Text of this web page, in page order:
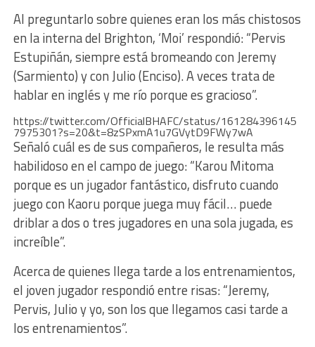
Al preguntarlo sobre quienes eran los más chistosos
en la interna del Brighton, ‘Moi’ respondió: “Pervis
Estupiñán, siempre está bromeando con Jeremy
(Sarmiento) y con Julio (Enciso). A veces trata de
hablar en inglés y me río porque es gracioso”.
https://twitter.com/OfficialBHAFC/status/161284396145
7975301?s=20&t=8zSPxmA1u7GVytD9FWy7wA
Señaló cuál es de sus compañeros, le resulta más
habilidoso en el campo de juego: “Karou Mitoma
porque es un jugador fantástico, disfruto cuando
juego con Kaoru porque juega muy fácil… puede
driblar a dos o tres jugadores en una sola jugada, es
increíble”.
Acerca de quienes llega tarde a los entrenamientos,
el joven jugador respondió entre risas: “Jeremy,
Pervis, Julio y yo, son los que llegamos casi tarde a
los entrenamientos”.